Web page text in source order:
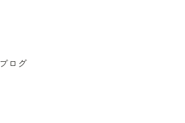
ブログ